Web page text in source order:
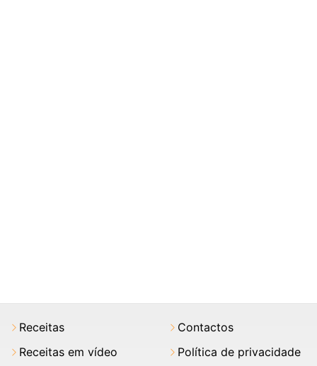
Receitas
Receitas em vídeo
Contactos
Política de privacidade